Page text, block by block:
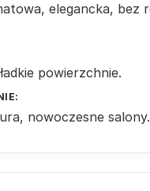
elegancka, bez
powierzchnie.
nowoczesne salony.